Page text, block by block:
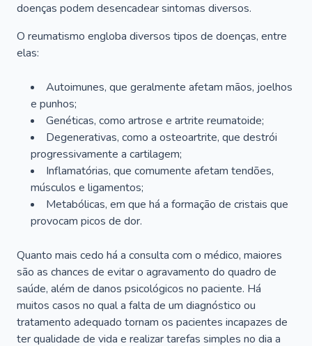
doenças podem desencadear sintomas diversos.
O reumatismo engloba diversos tipos de doenças, entre
elas:
Autoimunes, que geralmente afetam mãos, joelhos
e punhos;
Genéticas, como artrose e artrite reumatoide;
Degenerativas, como a osteoartrite, que destrói
progressivamente a cartilagem;
Inflamatórias, que comumente afetam tendões,
músculos e ligamentos;
Metabólicas, em que há a formação de cristais que
provocam picos de dor.
Quanto mais cedo há a consulta com o médico, maiores
são as chances de evitar o agravamento do quadro de
saúde, além de danos psicológicos no paciente. Há
muitos casos no qual a falta de um diagnóstico ou
tratamento adequado tornam os pacientes incapazes de
ter qualidade de vida e realizar tarefas simples no dia a